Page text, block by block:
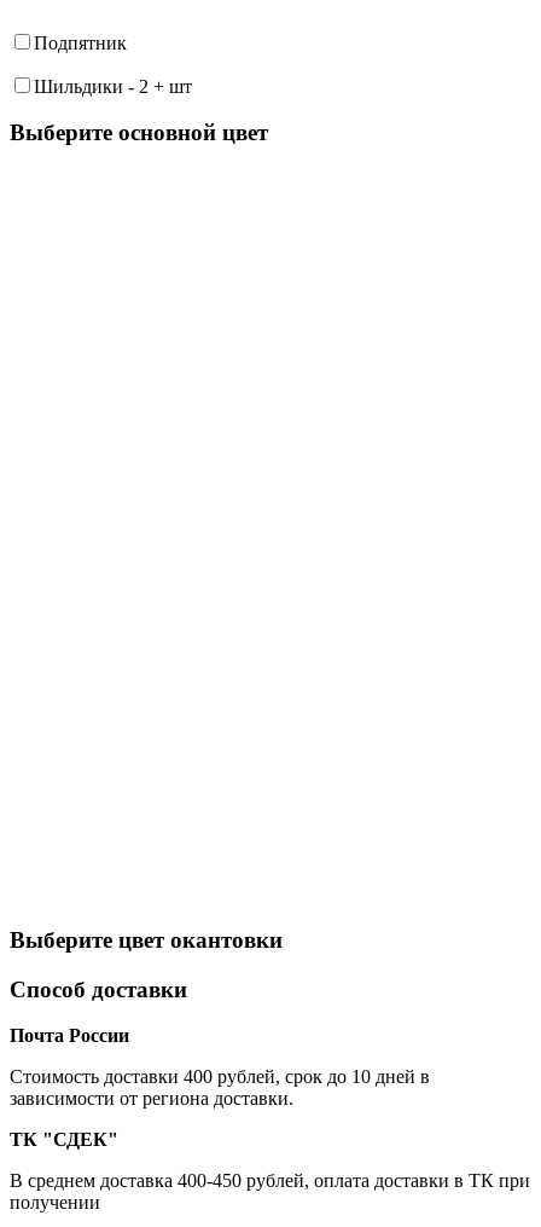
Подпятник
Шильдики - 2 + шт
Выберите oсновной цвет
Выберите цвет окантовки
Способ доставки
Почта России
Cтоимость доставки 400 рублей, срок до 10 дней в
зависимости от региона доставки.
ТК "СДЕК"
В среднем доставка 400-450 рублей, оплата доставки в ТК при
получении